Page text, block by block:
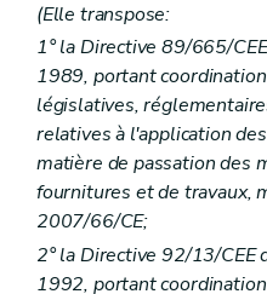
Sous-section 5
Art. 22
Sous-section 6
Art. 23
Sous-section 7
Art. 24
Art. 25
Art. 26
Art. 27
Chapitre 2
Section 1re
Art. 28
(Elle transpose:
1° la Directive 89/665/
1989, portant
législatives,
relatives à l'application
matière de passation des
fournitures et de travaux,
2007/66/CE;
2° la Directive 92/13/CEE
1992, portant